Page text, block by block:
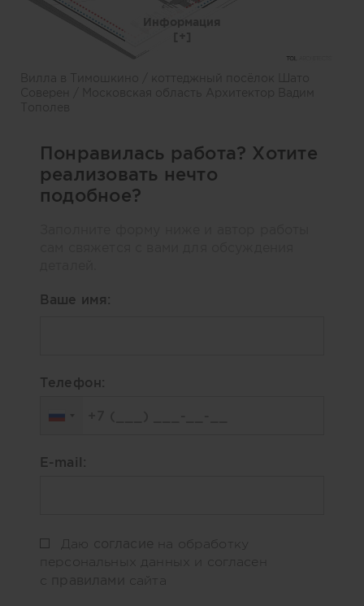
Понравилась работа? Хотите
реализовать нечто
подобное?
Ваше имя:
Телефон:
E-mail:
Даю
на обработку
персональных данных и согласен
с
сайта